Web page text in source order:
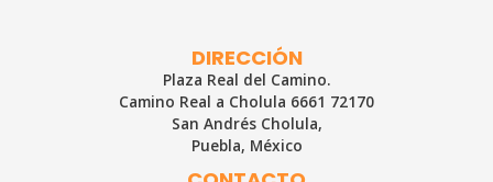
DIRECCIÓN
Plaza Real del Camino.
Camino Real a Cholula 6661 72170
San Andrés Cholula,
Puebla, México